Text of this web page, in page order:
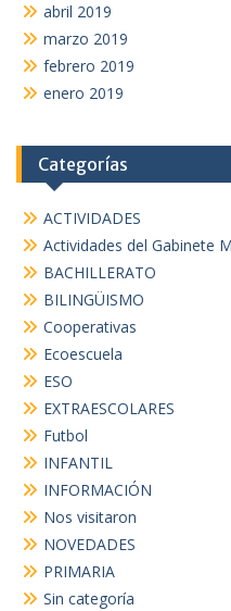
abril 2019
marzo 2019
febrero 2019
enero 2019
Categorías
ACTIVIDADES
Actividades del Gabinete
BACHILLERATO
BILINGÜISMO
Cooperativas
Ecoescuela
ESO
EXTRAESCOLARES
Futbol
INFANTIL
INFORMACIÓN
Nos visitaron
NOVEDADES
PRIMARIA
Sin categoría